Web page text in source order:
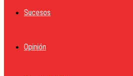
Sucesos
Opinión